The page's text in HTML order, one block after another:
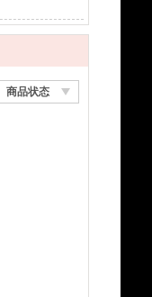
商品状态